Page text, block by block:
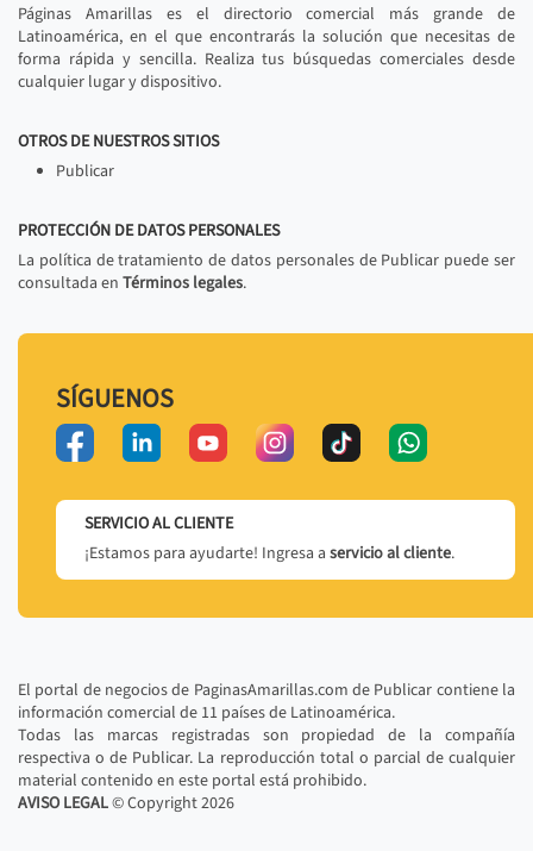
Páginas Amarillas es el directorio comercial más grande de
Latinoamérica, en el que encontrarás la solución que necesitas de
forma rápida y sencilla. Realiza tus búsquedas comerciales desde
cualquier lugar y dispositivo.
OTROS DE NUESTROS SITIOS
Publicar
PROTECCIÓN DE DATOS PERSONALES
La política de tratamiento de datos personales de Publicar puede ser
consultada en Términos legales.
SÍGUENOS
SERVICIO AL CLIENTE
¡Estamos para ayudarte! Ingresa a servicio al cliente.
El portal de negocios de PaginasAmarillas.com de Publicar contiene la
información comercial de 11 países de Latinoamérica.
Todas las marcas registradas son propiedad de la compañía
respectiva o de Publicar. La reproducción total o parcial de cualquier
material contenido en este portal está prohibido.
AVISO LEGAL© Copyright2026